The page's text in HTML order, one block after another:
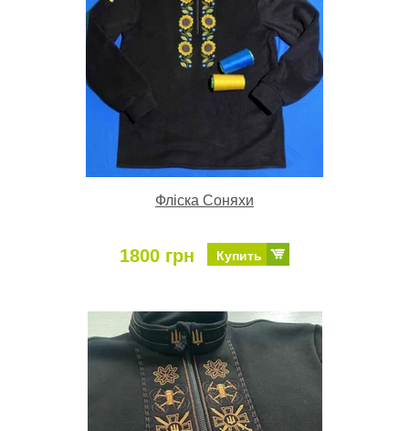
Фліска Соняхи
1800 грн Купить